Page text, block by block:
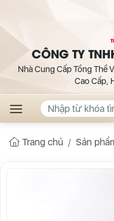
CÔNG TY
Nhà Cung Cấp Tổng Thể
Cao Cấp,
Trang chủ Sản